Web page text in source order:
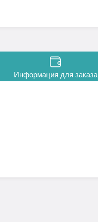
Информация для заказа